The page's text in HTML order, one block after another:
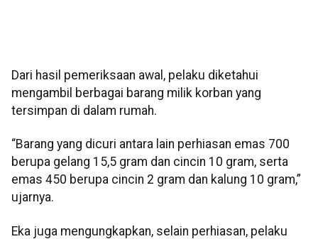
Dari hasil pemeriksaan awal, pelaku diketahui
mengambil berbagai barang milik korban yang
tersimpan di dalam rumah.
“Barang yang dicuri antara lain perhiasan emas 700
berupa gelang 15,5 gram dan cincin 10 gram, serta
emas 450 berupa cincin 2 gram dan kalung 10 gram,”
ujarnya.
Eka juga mengungkapkan, selain perhiasan, pelaku